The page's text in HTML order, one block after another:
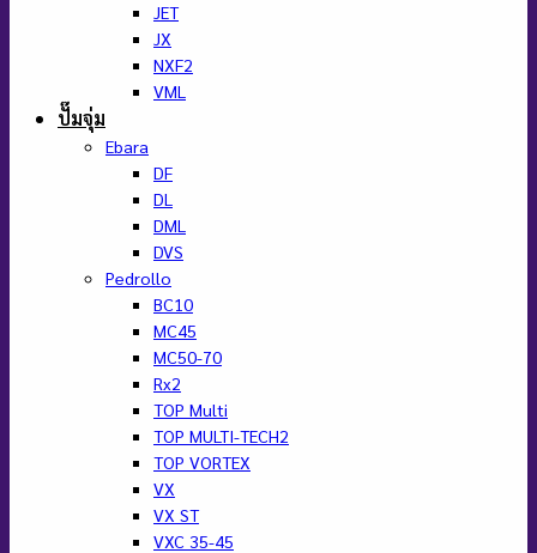
JET
JX
NXF2
VML
ปั๊มจุ่ม
Ebara
DF
DL
DML
DVS
Pedrollo
BC10
MC45
MC50-70
Rx2
TOP Multi
TOP MULTI-TECH2
TOP VORTEX
VX
VX ST
VXC 35-45